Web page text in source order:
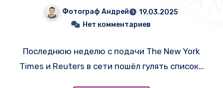
Фотограф Андрей
19.03.2025
Нет комментариев
Последнюю неделю с подачи The New York
Times и Reuters в сети пошёл гулять список…